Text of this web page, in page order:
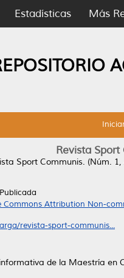
Estadísticas Más
Revista
Sport Communis. (Núm. 1,
Commons Attribution Non-
revista-sport-communis...
de la Maestría